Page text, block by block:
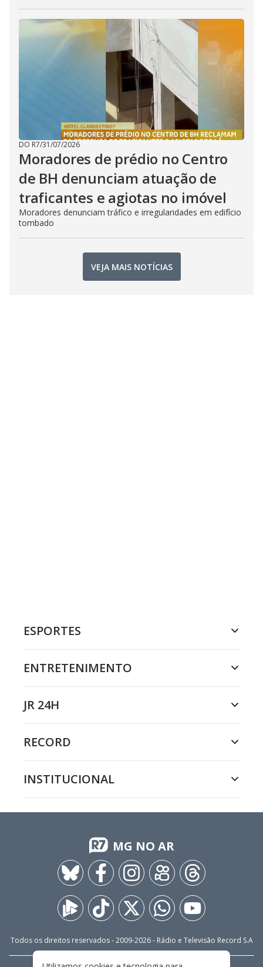
DO R7/31/07/2026
Moradores de prédio no Centro
de BH denunciam atuação de
traficantes e agiotas no imóvel
Moradores denunciam tráfico e irregularidades em edifício
tombado
VEJA MAIS NOTÍCIAS
ESPORTES
ENTRETENIMENTO
JR 24H
RECORD
INSTITUCIONAL
MG NO AR
Todos os direitos reservados - 2009-2026- Rádio e Televisão Record S.A